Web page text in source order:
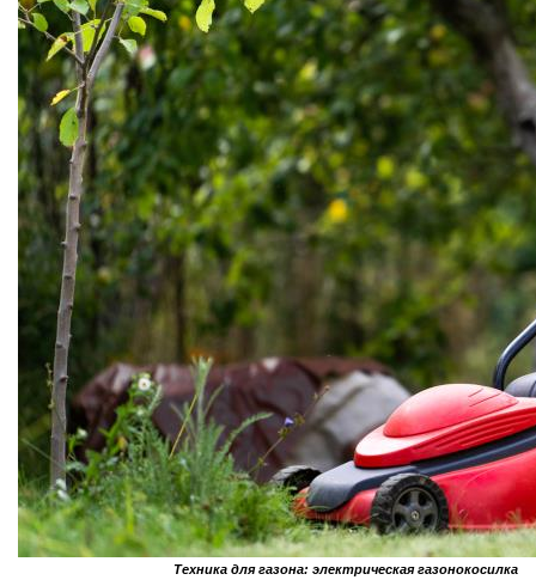
Техника для газона: электрическая газонокосилка